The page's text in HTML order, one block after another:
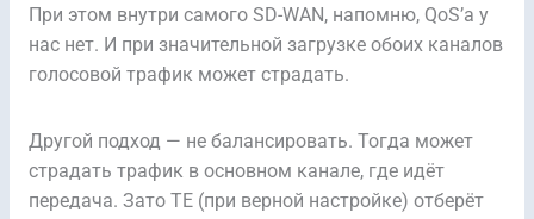
При этом внутри самого SD-WAN, напомню, QoS’а у
нас нет. И при значительной загрузке обоих каналов
голосовой трафик может страдать.
Другой подход — не балансировать. Тогда может
страдать трафик в основном канале, где идёт
передача. Зато TE (при верной настройке) отберёт